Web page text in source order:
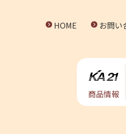
HOME お問い
商品情報